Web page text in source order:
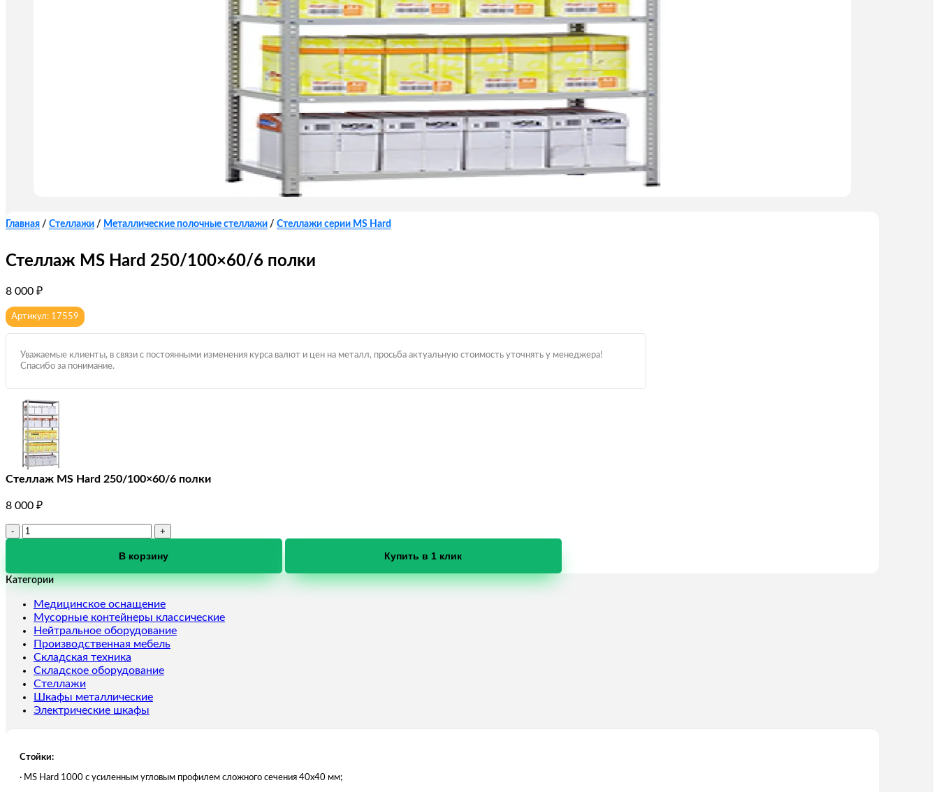
Главная / Стеллажи / Металлические полочные стеллажи / Стеллажи серии MS Hard
Стеллаж MS Hard 250/100×60/6 полки
8 000 ₽
Артикул: 17559
Уважаемые клиенты, в связи с постоянными изменения курса валют и цен на металл, просьба актуальную стоимость уточнять у менеджера!
Спасибо за понимание.
Стеллаж MS Hard 250/100×60/6 полки
8 000 ₽
Количество
Hard
полки
В корзину Купить в 1 клик
Категории
Медицинское оснащение
Мусорные контейнеры классические
Нейтральное оборудование
Производственная мебель
Складская техника
Складское оборудование
Стеллажи
Шкафы металлические
Электрические шкафы
Стойки:
· MS Hard 1000 с усиленным угловым профилем сложного сечения 40х40 мм;